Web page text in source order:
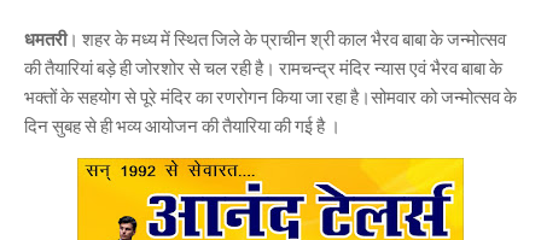
धमतरी। शहर के मध्य में स्थित जिले के प्राचीन श्री काल भैरव बाबा के जन्मोत्सव
की तैयारियां बड़े ही जोरशोर से चल रही है। रामचन्द्र मंदिर न्यास एवं भैरव बाबा के
भक्तों के सहयोग से पूरे मंदिर का रणरोगन किया जा रहा है।सोमवार को जन्मोत्सव के
दिन सुबह से ही भव्य आयोजन की तैयारिया की गई है ।